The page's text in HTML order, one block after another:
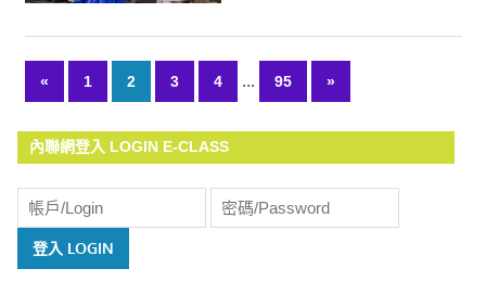
文
章
導
覽
« Previous
Posts
1 2 3 4 ... 95
Next
Posts
»
內聯網登入 LOGIN E-CLASS